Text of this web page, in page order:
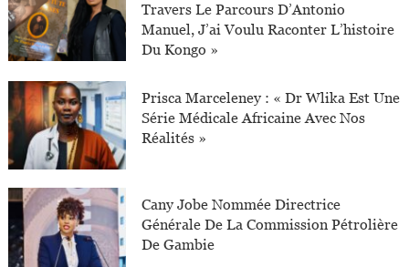
Travers Le Parcours D’Antonio
Manuel, J’ai Voulu Raconter L’histoire
Du Kongo »
Prisca Marceleney : « Dr Wlika Est Une
Série Médicale Africaine Avec Nos
Réalités »
Cany Jobe Nommée Directrice
Générale De La Commission Pétrolière
De Gambie